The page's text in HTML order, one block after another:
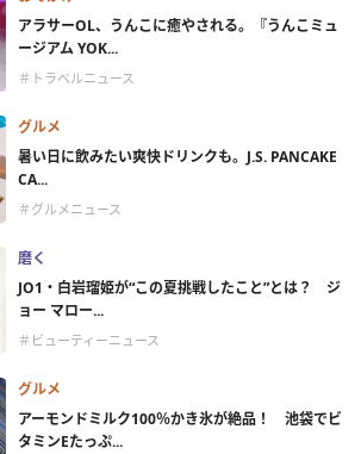
アラサーOL、うんこに癒やされる。『うんこミュ
ージアム YOK...
＃トラベルニュース
グルメ
暑い日に飲みたい爽快ドリンクも。J.S. PANCAKE
CA...
＃グルメニュース
磨く
JO1・白岩瑠姫が“この夏挑戦したこと”とは？ ジ
ョー マロー...
＃ビューティーニュース
グルメ
アーモンドミルク100％かき氷が絶品！ 池袋でビ
タミンEたっぷ...